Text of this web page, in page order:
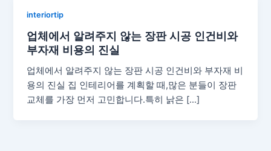
interiortip
업체에서 알려주지 않는 장판 시공 인건비와
부자재 비용의 진실
업체에서 알려주지 않는 장판 시공 인건비와 부자재 비
용의 진실 집 인테리어를 계획할 때,많은 분들이 장판
교체를 가장 먼저 고민합니다.특히 낡은 […]